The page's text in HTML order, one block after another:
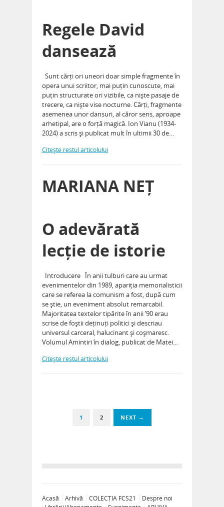
Regele David
dansează
Sunt cărți ori uneori doar simple fragmente în
opera unui scriitor, mai puțin cunoscute, mai
puțin structurate ori vizibile, ca niște pasaje de
trecere, ca niște vise nocturne. Cărți, fragmente
asemenea unor dansuri, al căror sens, aproape
arhetipal, are o forță magică. Ion Vianu (1934-
2024) a scris și publicat mult în ultimii 30 de…
Citeşte restul articolului
MARIANA NEȚ
O adevărată
lecție de istorie
Introducere În anii tulburi care au urmat
evenimentelor din 1989, apariția memorialisticii
care se referea la comunism a fost, după cum
se știe, un eveniment absolut remarcabil.
Majoritatea textelor tipărite în anii ’90 erau
scrise de foștii deținuți politici și descriau
universul carceral, halucinant și coșmaresc.
Volumul Amintiri în dialog, publicat de Matei…
Citeşte restul articolului
1 2 NEXT →
Acasă Arhivă COLECȚIA FCS21
Despre noi